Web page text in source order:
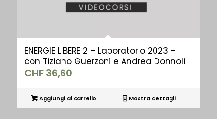
ENERGIE LIBERE 2 – Laboratorio 2023 –
con Tiziano Guerzoni e Andrea Donnoli
CHF36,60
Aggiungi al carrello Mostra dettagli